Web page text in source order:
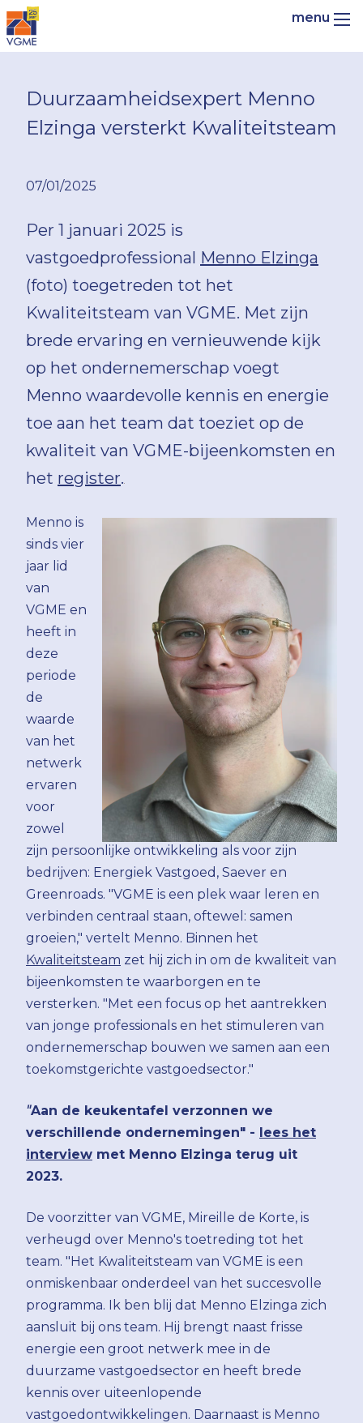
Duurzaamheidsexpert Menno
Elzinga versterkt Kwaliteitsteam
07/01/2025
Per 1 januari 2025 is
vastgoedprofessional Menno Elzinga
(foto) toegetreden tot het
Kwaliteitsteam van VGME. Met zijn
brede ervaring en vernieuwende kijk
op het ondernemerschap voegt
Menno waardevolle kennis en energie
toe aan het team dat toeziet op de
kwaliteit van VGME-bijeenkomsten en
het register.
Menno is
sinds vier
jaar lid
van
VGME en
heeft in
deze
periode
de
waarde
van het
netwerk
ervaren
voor
zowel
zijn persoonlijke ontwikkeling als voor zijn
bedrijven: Energiek Vastgoed, Saever en
Greenroads. "VGME is een plek waar leren en
verbinden centraal staan, oftewel: samen
groeien," vertelt Menno. Binnen het
Kwaliteitsteam zet hij zich in om de kwaliteit van
bijeenkomsten te waarborgen en te
versterken. "Met een focus op het aantrekken
van jonge professionals en het stimuleren van
ondernemerschap bouwen we samen aan een
toekomstgerichte vastgoedsector."
"Aan de keukentafel verzonnen we
verschillende ondernemingen" - lees het
interview met Menno Elzinga terug uit
2023.
De voorzitter van VGME, Mireille de Korte, is
verheugd over Menno's toetreding tot het
team. "Het Kwaliteitsteam van VGME is een
onmiskenbaar onderdeel van het succesvolle
programma. Ik ben blij dat Menno Elzinga zich
aansluit bij ons team. Hij brengt naast frisse
energie een groot netwerk mee in de
duurzame vastgoedsector en heeft brede
kennis over uiteenlopende
vastgoedontwikkelingen. Daarnaast is Menno